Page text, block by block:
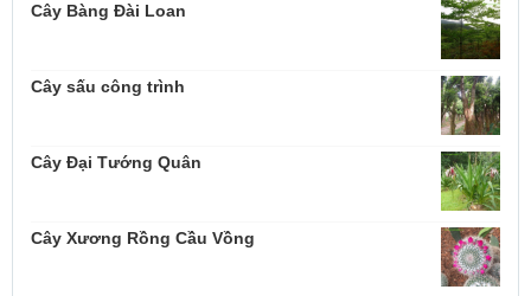
Cây Bàng Đài Loan
Cây sấu công trình
Cây Đại Tướng Quân
Cây Xương Rồng Cầu Vồng